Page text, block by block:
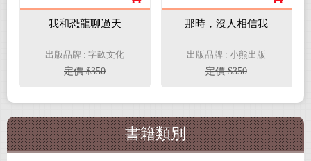
我和恐龍聊過天
出版品牌 : 字畝文化
定價 $350
那時，沒人相信我
出版品牌 : 小熊出版
定價 $350
書籍類別